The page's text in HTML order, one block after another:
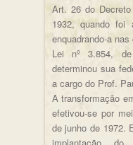
Art. 26 do
1932, quando foi
enquadrando-a
Lei nº 3.854,
determinou sua
a cargo do Prof.
A transformação
efetivou-se por
de junho de 1972.